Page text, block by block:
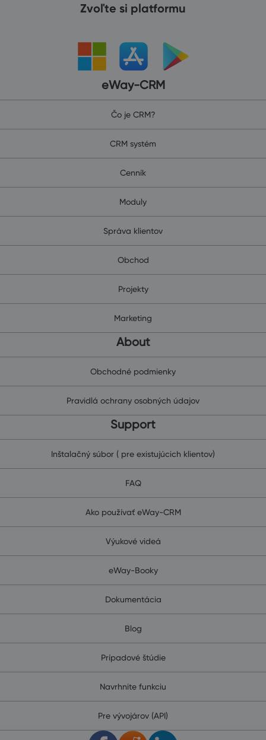
Zvoľte si platformu
eWay-CRM
Čo je CRM?
CRM systém
Cenník
Moduly
Správa klientov
Obchod
Projekty
Marketing
About
Obchodné podmienky
Pravidlá ochrany osobných údajov
Support
Inštalačný súbor ( pre existujúcich klientov)
FAQ
Ako používať eWay-CRM
Výukové videá
eWay-Booky
Dokumentácia
Blog
Prípadové štúdie
Navrhnite funkciu
Pre vývojárov (API)